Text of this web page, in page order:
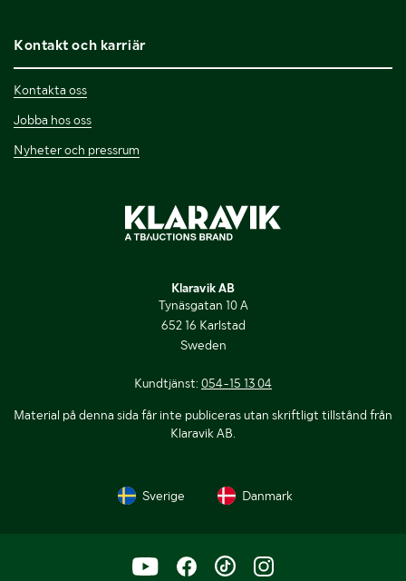
Kontakt och karriär
Kontakta oss
Jobba hos oss
Nyheter och pressrum
Klaravik AB
Tynäsgatan 10 A
652 16 Karlstad
Sweden
Kundtjänst: 054-15 13 04
Material på denna sida får inte publiceras utan skriftligt tillstånd från
Klaravik AB.
Sverige Danmark